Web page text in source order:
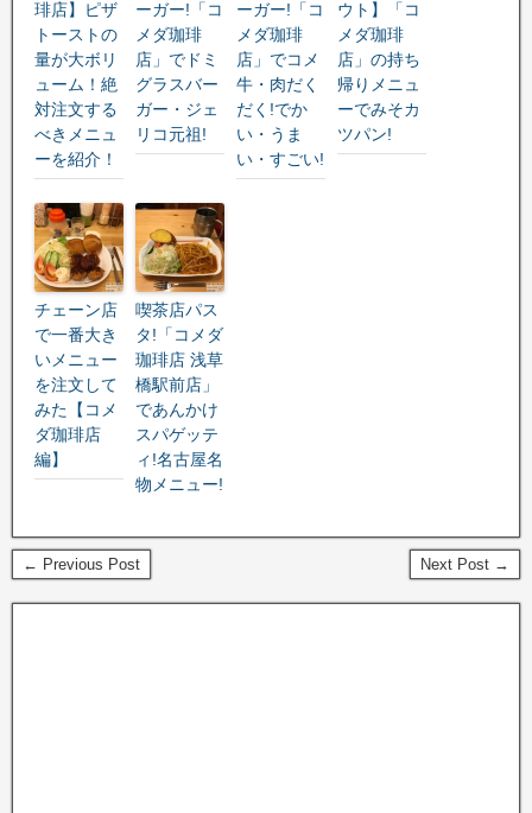
琲店】ピザ
トーストの
量が大ボリ
ューム！絶
対注文する
べきメニュ
ーを紹介！
ーガー!「コ
メダ珈琲
店」でドミ
グラスバー
ガー・ジェ
リコ元祖!
ーガー!「コ
メダ珈琲
店」でコメ
牛・肉だく
だく!でか
い・うま
い・すごい!
ウト】「コ
メダ珈琲
店」の持ち
帰りメニュ
ーでみそカ
ツパン!
チェーン店
で一番大き
いメニュー
を注文して
みた【コメ
ダ珈琲店
編】
喫茶店パス
タ!「コメダ
珈琲店 浅草
橋駅前店」
であんかけ
スパゲッテ
ィ!名古屋名
物メニュー!
← Previous Post Next Post →